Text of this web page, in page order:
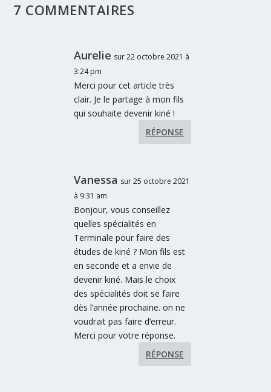
7 COMMENTAIRES
Aurelie sur 22 octobre 2021 à
3:24 pm
Merci pour cet article très
clair. Je le partage à mon fils
qui souhaite devenir kiné !
RÉPONSE
Vanessa sur 25 octobre 2021
à 9:31 am
Bonjour, vous conseillez
quelles spécialités en
Terminale pour faire des
études de kiné ? Mon fils est
en seconde et a envie de
devenir kiné. Mais le choix
des spécialités doit se faire
dès l’année prochaine. on ne
voudrait pas faire d’erreur.
Merci pour votre réponse.
RÉPONSE